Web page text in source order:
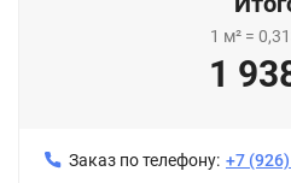
1 м² =
1
Заказ по телефону: +7